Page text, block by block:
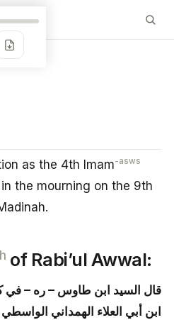
as the 4th Imam-asws
the mourning on the 9th
of Rabi’ul Awwal:
قال السيد ابن طاوس – ره – في
ابن أبي العلاء الهمداني